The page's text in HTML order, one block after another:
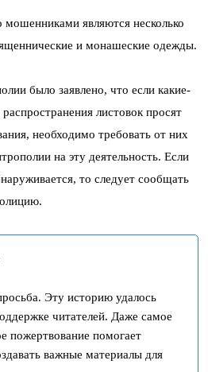
являются несколько
и монашеские одежды.
было заявлено, что если какие-
листовок просят
необходимо требовать от них
на эту деятельность. Если
то следует сообщать
Эту историю удалось
читателей. Даже самое
пожертвование помогает
важные материалы для